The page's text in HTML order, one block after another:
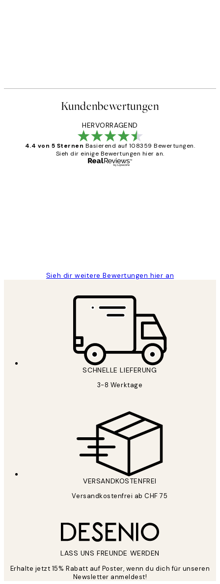
Kundenbewertungen
HERVORRAGEND
4.4 von 5 Sternen Basierend auf 108359 Bewertungen.
Sieh dir einige Bewertungen hier an.
Sieh dir weitere Bewertungen hier an
SCHNELLE LIEFERUNG
3-8 Werktage
VERSANDKOSTENFREI
Versandkostenfrei ab CHF 75
LASS UNS FREUNDE WERDEN
Erhalte jetzt 15% Rabatt auf Poster, wenn du dich für unseren
Newsletter anmeldest!